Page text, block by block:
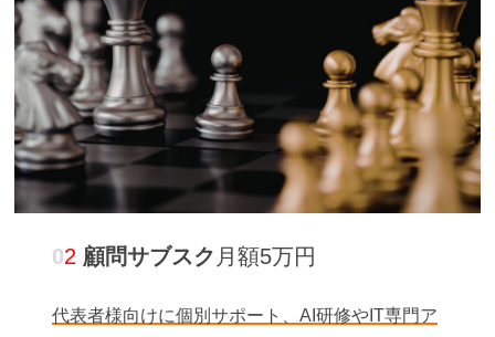
02 顧問サブスク 月額5万円
代表者様向けに個別サポート、AI研修やIT専門ア